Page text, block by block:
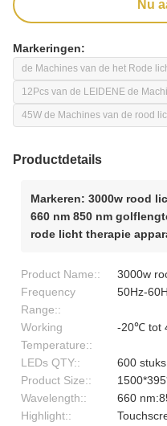
Nu
Markeringen:
de Machines van de het Rode
12Pcs van de LEIDENE de
45W de Machines van de rood
Productdetails
Markeren: 3000w rood
660 nm 850 nm
rode licht therapie
Product Name::
3000w
Frequency
Range::
50Hz-
Working
Temperature::
-20℃ tot
LEDs QTY::
600
Product Size::
Wavelength::
660
Highlight::